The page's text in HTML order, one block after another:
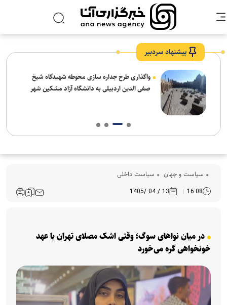
پیشنهاد سردبیر
واگذاری طرح جداره سازی محوطه شهیدگاه شیخ
صفی الدین اردبیلی به دانشگاه آزاد مشکین شهر
سیاست و جهان سیاست داخلی
16:08
13 / 04 /1405
در میان نوا‌های سوگ؛ وقتی اشک مصلای تهران با عهد
خونخواهی گره می‌خورد